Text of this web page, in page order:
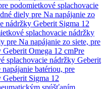
podomietkové splachovacie
diely pre Na napájanie zo
nádržky Geberit Sigma 12
splachovacie nádržky
pre Na napájanie zo siete, pre
Omega 12 cmPre
splachovacie nádržky Geberit
batériou, pre
Sigma 12
spúšťaním